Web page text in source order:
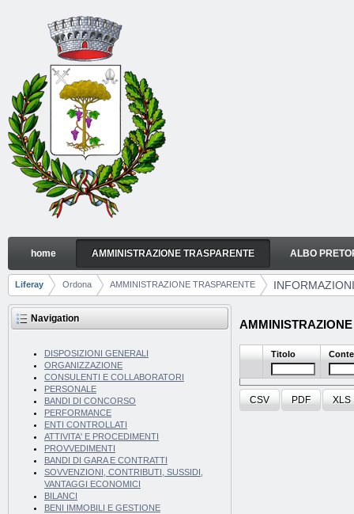
Skip to Content
INFORMAZIONI AMBIENTALI
Navigation
home AMMINISTRAZIONE TRASPARENTE ALBO
Breadcrumbs
Liferay Ordona AMMINISTRAZIONE TRASPARENTE
Navigation
DISPOSIZIONI GENERALI
ORGANIZZAZIONE
CONSULENTI E COLLABORATORI
PERSONALE
BANDI DI CONCORSO
PERFORMANCE
ENTI CONTROLLATI
ATTIVITA' E PROCEDIMENTI
PROVVEDIMENTI
BANDI DI GARA E CONTRATTI
SOVVENZIONI, CONTRIBUTI, SUSSIDI,
VANTAGGI ECONOMICI
BILANCI
BENI IMMOBILI E GESTIONE
Titolo
CSV PDF XLS